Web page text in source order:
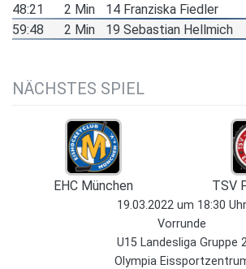
48:21
2 Min 14 Franziska Fiedler
59:48
2 Min 19 Sebastian Hellmich
NÄCHSTES SPIEL
EHC München TSV
19.03.2022 um 18:30 Uhr
Vorrunde
U15 Landesliga Gruppe
Olympia